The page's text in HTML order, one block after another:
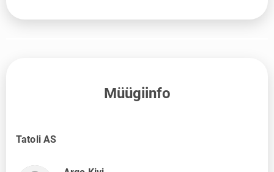
Müügiinfo
Tatoli AS